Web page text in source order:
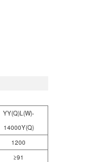
YY(Q)L(W)-
14000Y(Q)
1200
≥91